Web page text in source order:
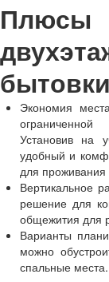
Плюсы
Экономия
Установив на
удобный и
для проживания
Вертикальное
решение для
общежития для
Варианты
можно
спальные места.